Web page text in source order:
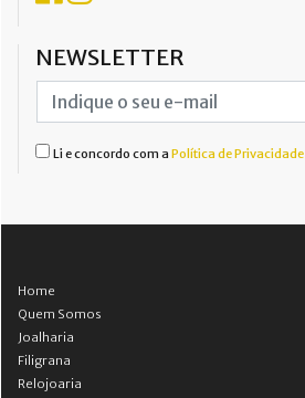
NEWSLETTER
Li e concordo com a Política de Privacidade
Home
Quem Somos
Joalharia
Filigrana
Relojoaria